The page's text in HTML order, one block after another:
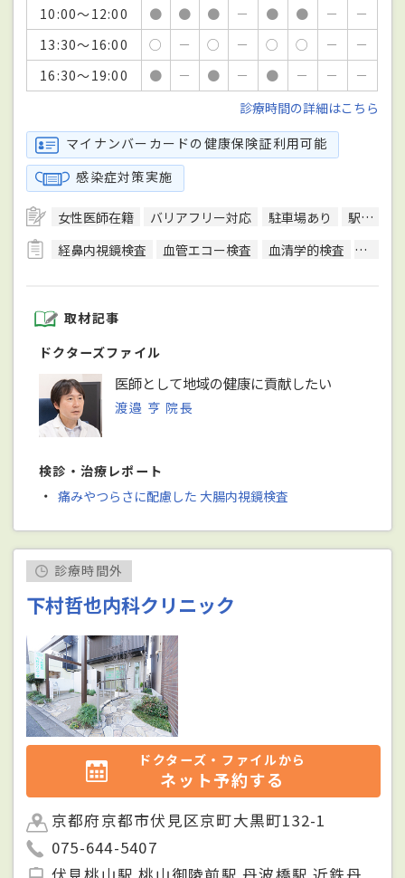
10:00～12:00
● ● ● － ● ● －
－
13:30～16:00
○ － ○ － ○ ○ －
－
16:30～19:00
● － ● － ● － －
－
診療時間の詳細はこちら
マイナンバーカードの健康保険証利用可能
感染症対策実施
女性医師在籍 バリアフリー対応 駐車場あり
駅徒歩5分圏内
経鼻内視鏡検査
血管エコー検査 血清学的検査 細菌検
取材記事
ドクターズファイル
医師として地域の健康に貢献したい
渡邉 亨 院長
検診・治療レポート
・ 痛みやつらさに配慮した 大腸内視鏡検査
診療時間外
下村哲也内科クリニック
ドクターズ・ファイルから
ネット予約する
京都府京都市伏見区京町大黒町132-1
075-644-5407